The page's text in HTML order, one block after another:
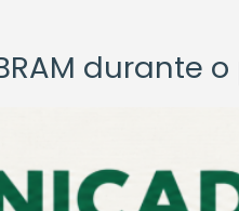
durante